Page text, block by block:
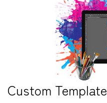
Custom Template